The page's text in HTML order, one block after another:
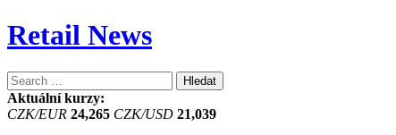
Retail News
Vyhledávání
Aktuální kurzy:
CZK/EUR 24,265 CZK/USD 21,039